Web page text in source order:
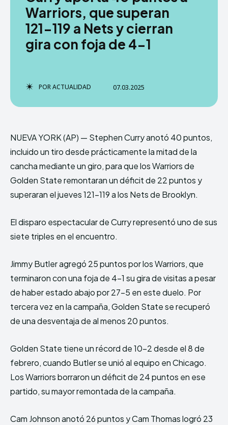
TERMS & CONDITIONS
PRIVACY POLICY
EchoVerse
Comparte esto:
Facebook X
TERMS & CONDITIONS
PRIVACY POLICY
EchoVerse
Comparte esto:
Facebook X
Warriors, que superan
121-119 a Nets y cierran
gira con foja de 4-1
PORACTUALIDAD 07.03.2025
NUEVA YORK (AP) — Stephen Curry anotó 40 puntos,
incluido un tiro desde prácticamente la mitad de la
cancha mediante un giro, para que los Warriors de
Golden State remontaran un déficit de 22 puntos y
superaran el jueves 121-119 a los Nets de Brooklyn.
El disparo espectacular de Curry representó uno de sus
siete triples en el encuentro.
Jimmy Butler agregó 25 puntos por los Warriors, que
terminaron con una foja de 4-1 su gira de visitas a pesar
de haber estado abajo por 27-5 en este duelo. Por
tercera vez en la campaña, Golden State se recuperó
de una desventaja de al menos 20 puntos.
Golden State tiene un récord de 10-2 desde el 8 de
febrero, cuando Butler se unió al equipo en Chicago.
Los Warriors borraron un déficit de 24 puntos en ese
partido, su mayor remontada de la campaña.
Cam Johnson anotó 26 puntos y Cam Thomas logró 23